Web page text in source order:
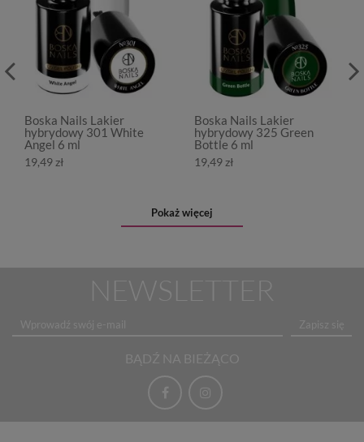
Boska Nails Lakier
hybrydowy 301 White
Angel 6 ml
19,49 zł
Boska Nails Lakier
hybrydowy 325 Green
Bottle 6 ml
19,49 zł
Pokaż więcej
NEWSLETTER
Zapisz się
BĄDŹ NA BIEŻĄCO